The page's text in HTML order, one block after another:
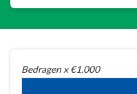
Bedragen x €1.000